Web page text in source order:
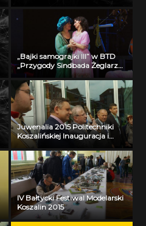
„Bajki samograjki III” w BTD
„Przygody Sindbada Żeglarza”
Przygoda druga
Juwenalia 2015 Politechniki
Koszalińskiej Inauguracja i
klucze do bram miasta
IV Bałtycki Festiwal Modelarski
Koszalin 2015